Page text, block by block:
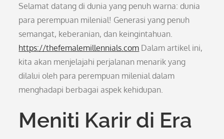
Selamat datang di dunia yang penuh warna: dunia
para perempuan milenial! Generasi yang penuh
semangat, keberanian, dan keingintahuan.
https://thefemalemillennials.com Dalam artikel ini,
kita akan menjelajahi perjalanan menarik yang
dilalui oleh para perempuan milenial dalam
menghadapi berbagai aspek kehidupan.
Meniti Karir di Era